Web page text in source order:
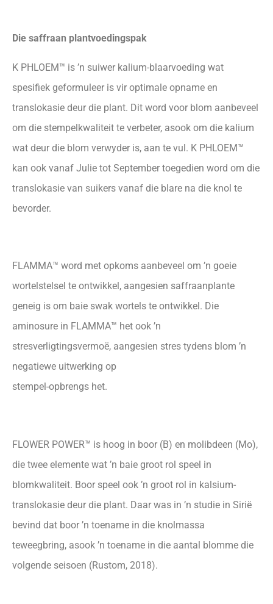
Die saffraan plantvoedingspak
K PHLOEM™ is ’n suiwer kalium-blaarvoeding wat
spesifiek geformuleer is vir optimale opname en
translokasie deur die plant. Dit word voor blom aanbeveel
om die stempelkwaliteit te verbeter, asook om die kalium
wat deur die blom verwyder is, aan te vul. K PHLOEM™
kan ook vanaf Julie tot September toegedien word om die
translokasie van suikers vanaf die blare na die knol te
bevorder.
FLAMMA™ word met opkoms aanbeveel om ’n goeie
wortelstelsel te ontwikkel, aangesien saffraanplante
geneig is om baie swak wortels te ontwikkel. Die
aminosure in FLAMMA™ het ook ’n
stresverligtingsvermoë, aangesien stres tydens blom ’n
negatiewe uitwerking op
stempel-opbrengs het.
FLOWER POWER™ is hoog in boor (B) en molibdeen (Mo),
die twee elemente wat ’n baie groot rol speel in
blomkwaliteit. Boor speel ook ’n groot rol in kalsium-
translokasie deur die plant. Daar was in ’n studie in Sirië
bevind dat boor ’n toename in die knolmassa
teweegbring, asook ’n toename in die aantal blomme die
volgende seisoen (Rustom, 2018).